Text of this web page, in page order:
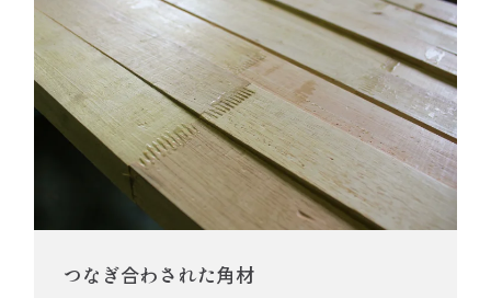
つなぎ合わされた角材